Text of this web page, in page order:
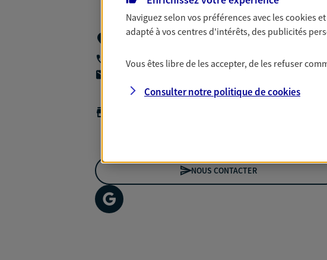
1 Allee Des Nympheas Les Ambassadeurs 2 - Bat B2,
06 75 42 62 40
NOUS CONTACTER
Naviguez selon vos préférences avec lescookies
adapté à vos centres d'intérêts, des publicités
Vous êtes libre de les accepter, de les refuser
Consulter notre politique decookies